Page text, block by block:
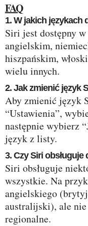
FAQ
1. W jakich
Siri jest dostępny w wielu językach, w tym
angielskim,
hiszpańskim,
wielu innych.
2. Jak zmienić
Aby zmienić język Siri na iPhone, otwórz
“Ustawienia”,
następnie wybierz
język z listy.
3. Czy Siri
Siri obsługuje niektóre dialekty, jednak nie
wszystkie. Na
angielskiego
australijski), ale
regionalne.